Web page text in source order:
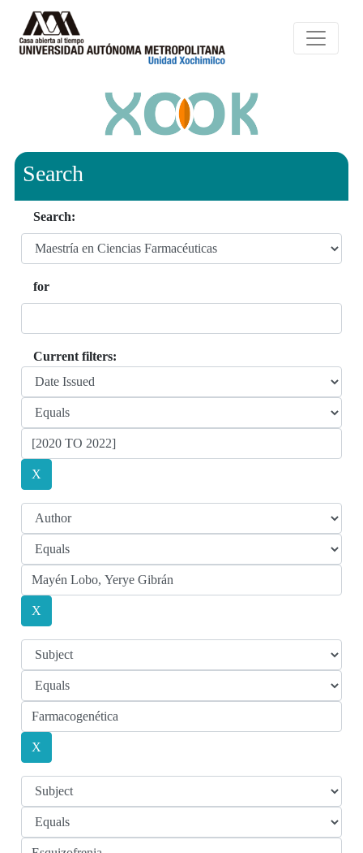
Search
Search:
for
Current filters: